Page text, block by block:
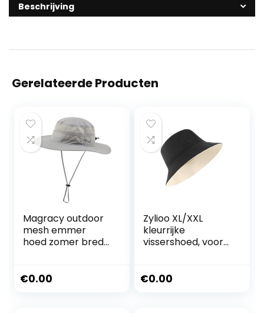
Beschrijving
Gerelateerde Producten
Magracy outdoor
mesh emmer
hoed zomer brede
vissen hoed
€0.00
Zylioo XL/XXL
kleurrijke
vissershoed, voor
omkeerbare
€0.00